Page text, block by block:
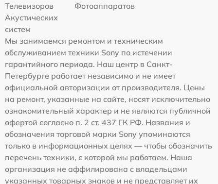
Телевизоров
Фотоаппаратов
Акустических
систем
Мы занимаемся ремонтом и техническим
обслуживанием техники Sony по истечении
гарантийного периода. Наш центр в Санкт-
Петербурге работает независимо и не имеет
официальной авторизации от производителя. Цены
на ремонт, указанные на сайте, носят исключительно
ознакомительный характер и не являются публичной
офертой согласно п. 2 ст. 437 ГК РФ. Названия и
обозначения торговой марки Sony упоминаются
только в информационных целях — чтобы обозначить
перечень техники, с которой мы работаем. Наша
организация не аффилирована с владельцами
указанных товарных знаков и не представляет их